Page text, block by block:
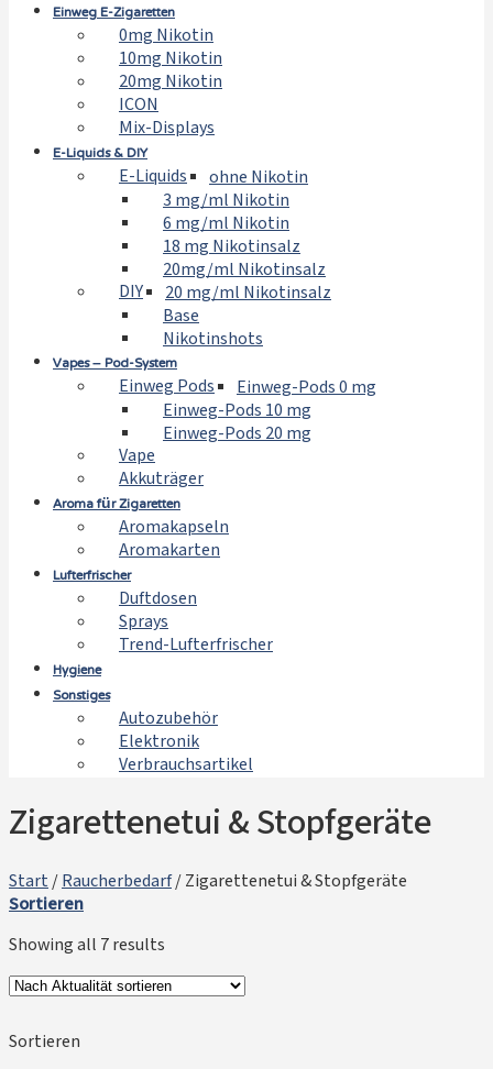
Einweg E-Zigaretten
0mg Nikotin
10mg Nikotin
20mg Nikotin
ICON
Mix-Displays
E-Liquids & DIY
E-Liquids
ohne Nikotin
3 mg/ml Nikotin
6 mg/ml Nikotin
18 mg Nikotinsalz
20mg/ml Nikotinsalz
DIY
20 mg/ml Nikotinsalz
Base
Nikotinshots
Vapes – Pod-System
Einweg Pods
Einweg-Pods 0 mg
Einweg-Pods 10 mg
Einweg-Pods 20 mg
Vape
Akkuträger
Aroma für Zigaretten
Aromakapseln
Aromakarten
Lufterfrischer
Duftdosen
Sprays
Trend-Lufterfrischer
Hygiene
Sonstiges
Autozubehör
Elektronik
Verbrauchsartikel
Zigarettenetui & Stopfgeräte
Start/Raucherbedarf/Zigarettenetui & Stopfgeräte
Sortieren
Showing all 7 results
Sortieren